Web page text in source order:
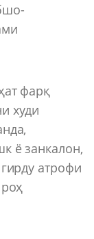
фарқ
худи
ё занкалон,
атрофи